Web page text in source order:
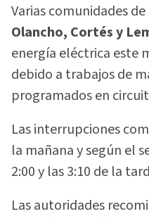
Varias comunidades de
Olancho, Cortés y
energía eléctrica este
debido a trabajos de
programados en
Las interrupciones
la mañana y según el
2:00 y las 3:10 de la
Las autoridades